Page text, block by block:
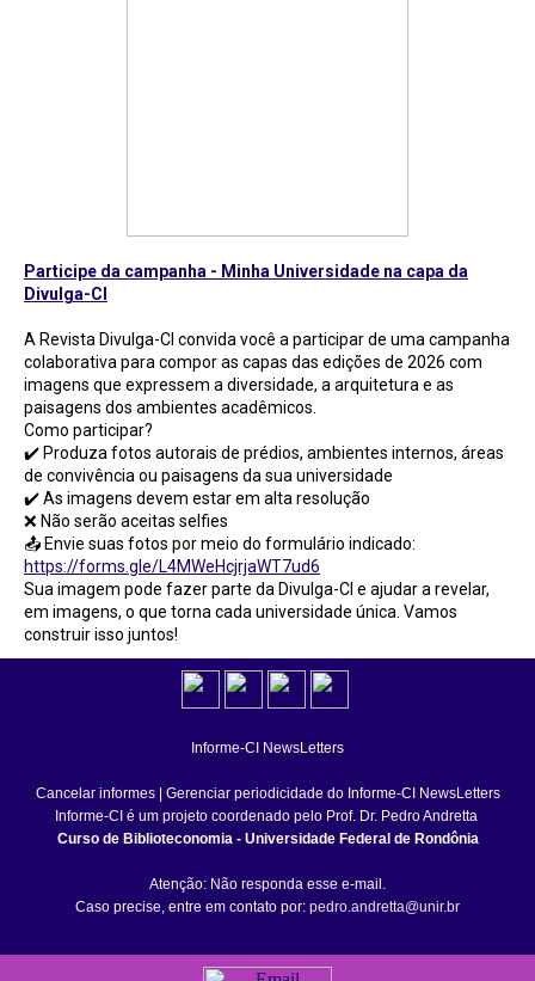
Participe da campanha - Minha Universidade na capa da
Divulga-CI
A Revista Divulga-CI convida você a participar de uma campanha
colaborativa para compor as capas das edições de 2026 com
imagens que expressem a diversidade, a arquitetura e as
paisagens dos ambientes acadêmicos.
Como participar?
✔️ Produza fotos autorais de prédios, ambientes internos, áreas
de convivência ou paisagens da sua universidade
✔️ As imagens devem estar em alta resolução
❌ Não serão aceitas selfies
📤 Envie suas fotos por meio do formulário indicado:
https://forms.gle/L4MWeHcjrjaWT7ud6
Sua imagem pode fazer parte da Divulga-CI e ajudar a revelar,
em imagens, o que torna cada universidade única. Vamos
construir isso juntos!
Informe-CI NewsLetters
Cancelar informes| Gerenciar periodicidade do Informe-CI NewsLetters
Informe-CI é um projeto coordenado pelo Prof. Dr. Pedro Andretta
Curso de Biblioteconomia - Universidade Federal de Rondônia
Atenção: Não responda esse e-mail.
Caso precise, entre em contato por: pedro.andretta@unir.br